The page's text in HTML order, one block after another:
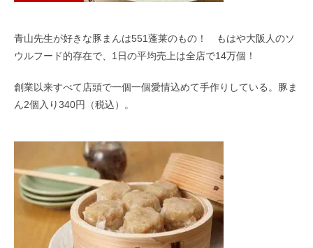
青山先生が好きな豚まんは551蓬莱のもの！ もはや大阪人のソ
ウルフード的存在で、 1日の平均売上は全店で14万個！
創業以来すべて店頭で一個一個愛情込めて手作りしている。豚ま
ん2個入り340円（税込）。